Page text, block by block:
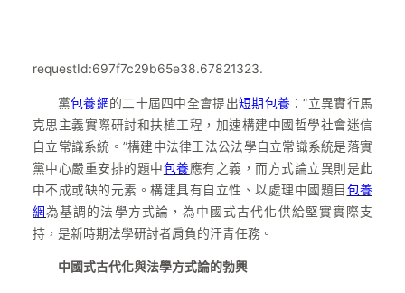
requestId:697f7c29b65e38.67821323.
黨包養網的二十屆四中全會提出短期包養 ：“立異實行馬
克思主義實際研討和扶植工程，加速構建中國哲學社會迷信
自立常識系統。”構建中法律王法公法學自立常識系統是落實
黨中心嚴重安排的題中包養應有之義，而方式論立異則是此
中不成或缺的元素。構建具有自立性、以處理中國題目 包養
網為基調的法學方式論，為中國式古代化供給堅實實際支
持，是新時期法學研討者肩負的汗青任務。
中國式古代化與法學方式論的勃興